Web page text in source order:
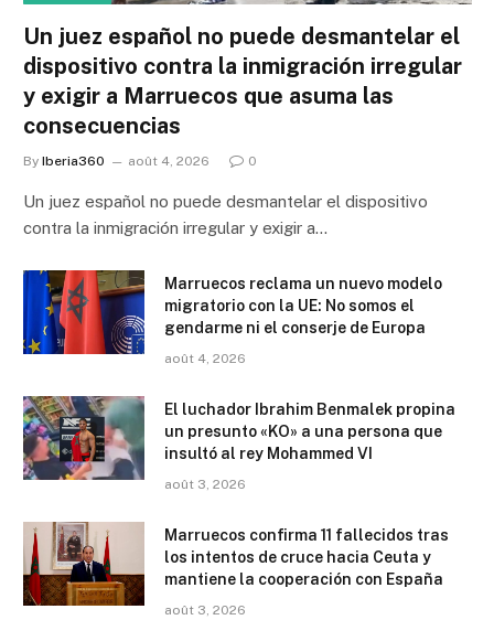
Un juez español no puede desmantelar el
dispositivo contra la inmigración irregular
y exigir a Marruecos que asuma las
consecuencias
By Iberia360 août 4, 2026 0
Un juez español no puede desmantelar el dispositivo
contra la inmigración irregular y exigir a…
Marruecos reclama un nuevo modelo
migratorio con la UE: No somos el
gendarme ni el conserje de Europa
août 4, 2026
El luchador Ibrahim Benmalek propina
un presunto «KO» a una persona que
insultó al rey Mohammed VI
août 3, 2026
Marruecos confirma 11 fallecidos tras
los intentos de cruce hacia Ceuta y
mantiene la cooperación con España
août 3, 2026